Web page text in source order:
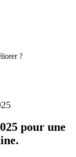
?
pour une